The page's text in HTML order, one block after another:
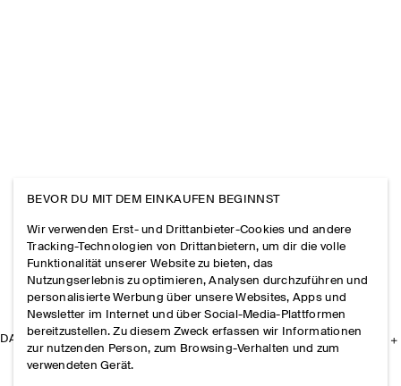
DAS UNTERNEHMEN
BEVOR DU MIT DEM EINKAUFEN BEGINNST
Wir verwenden Erst- und Drittanbieter-Cookies und andere
Tracking-Technologien von Drittanbietern, um dir die volle
Funktionalität unserer Website zu bieten, das
Nutzungserlebnis zu optimieren, Analysen durchzuführen und
personalisierte Werbung über unsere Websites, Apps und
Newsletter im Internet und über Social-Media-Plattformen
bereitzustellen. Zu diesem Zweck erfassen wir Informationen
zur nutzenden Person, zum Browsing-Verhalten und zum
verwendeten Gerät.